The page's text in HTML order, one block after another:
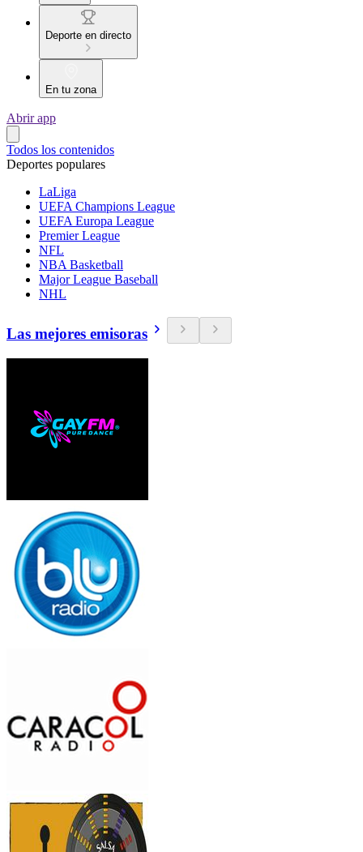
Deporte en directo
En tu zona
Abrir app
Todos los contenidos
Deportes populares
LaLiga
UEFA Champions League
UEFA Europa League
Premier League
NFL
NBA Basketball
Major League Baseball
NHL
Las mejores emisoras